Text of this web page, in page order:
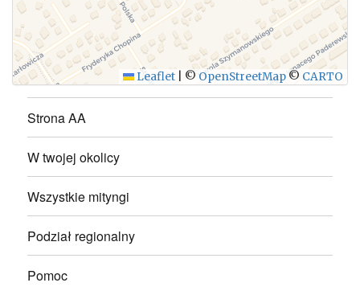
WYŚLIJ
Leaflet © OpenStreetMap © CARTO
Strona AA
W twojej okolicy
Wszystkie mityngi
Podział regionalny
Pomoc